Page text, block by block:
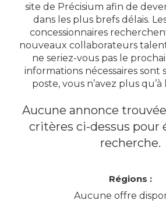
site de Précisium afin de
dans les plus brefs délais.
concessionnaires
nouveaux collaborateurs
ne seriez-vous pas le
informations nécessaires sont
poste, vous n’avez plus
Aucune annonce
critères ci-dessus pour
recherche.
Régions :
Aucune offre